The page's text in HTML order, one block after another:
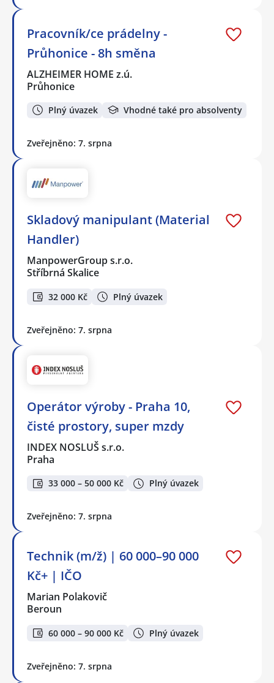
Pracovník/ce prádelny -
Průhonice - 8h směna
ALZHEIMER HOME z.ú.
Průhonice
Plný úvazek Vhodné také pro absolventy
Zveřejněno: 7. srpna
Skladový manipulant (Material
Handler)
ManpowerGroup s.r.o.
Stříbrná Skalice
32 000 Kč Plný úvazek
Zveřejněno: 7. srpna
Operátor výroby - Praha 10,
čisté prostory, super mzdy
INDEX NOSLUŠ s.r.o.
Praha
33 000 – 50 000 Kč Plný úvazek
Zveřejněno: 7. srpna
Technik (m/ž) | 60 000–90 000
Kč+ | IČO
Marian Polakovič
Beroun
60 000 – 90 000 Kč Plný úvazek
Zveřejněno: 7. srpna